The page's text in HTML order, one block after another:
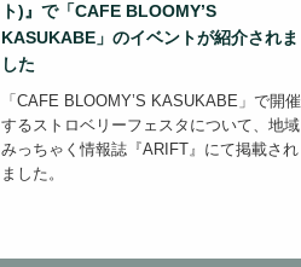
ト)』で「CAFE BLOOMY’S
KASUKABE」のイベントが紹介されま
した
「CAFE BLOOMY’S KASUKABE」で開催
するストロベリーフェスタについて、地域
みっちゃく情報誌『ARIFT』にて掲載され
ました。